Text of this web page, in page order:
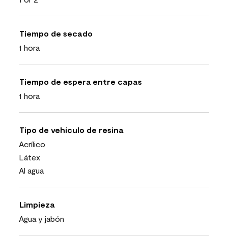
Tiempo de secado
1 hora
Tiempo de espera entre capas
1 hora
Tipo de vehículo de resina
Acrílico
Látex
Al agua
Limpieza
Agua y jabón